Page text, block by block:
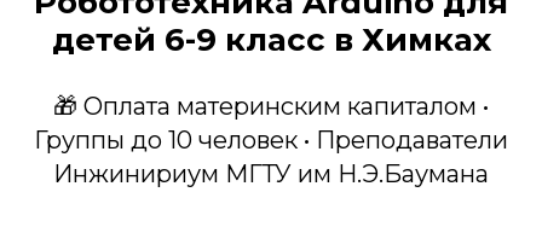
детей 6-9 класс в Химках
🎁 Оплата материнским капиталом •
Группы до 10 человек • Преподаватели
Инжинириум МГТУ им Н.Э.Баумана